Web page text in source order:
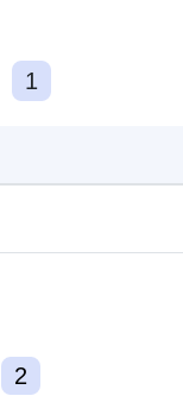
1
2